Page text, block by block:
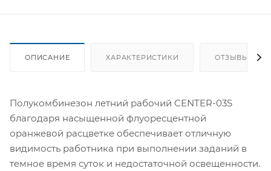
ОПИСАНИЕ ХАРАКТЕРИСТИКИ ОТЗЫВЫ
Полукомбинезон летний рабочий CENTER-03S
благодаря насыщенной флуоресцентной
оранжевой расцветке обеспечивает отличную
видимость работника при выполнении заданий в
темное время суток и недостаточной освещенности.